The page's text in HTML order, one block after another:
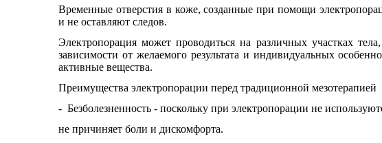
Временные отверстия в коже, созданные при помощи
и не оставляют следов.
Электропорация может проводиться на различных участках
зависимости от желаемого результата и индивидуальных
активные вещества.
Преимущества электропорации перед традиционной мезотерапией
- Безболезненность - поскольку при электропорации не
не причиняет боли и дискомфорта.